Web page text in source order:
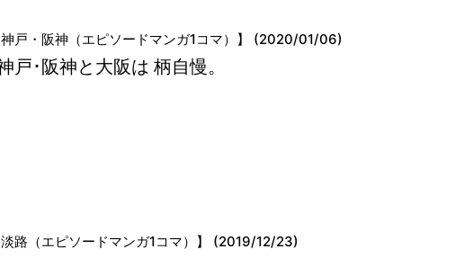
戸・阪神（エピソードマンガ1コマ）】 (2020/01/06)
戸･阪神と大阪は 柄自慢。
路（エピソードマンガ1コマ）】 (2019/12/23)